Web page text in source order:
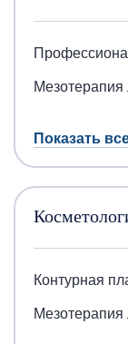
Мезотерапия
Показать
Контурная
Мезотерапия